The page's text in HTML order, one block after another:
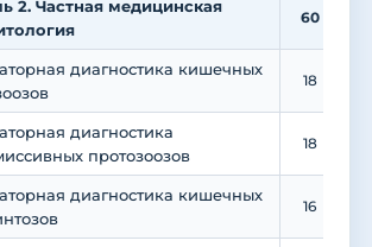
2. Частная медицинская
60
диагностика кишечных
18
диагностика
протозоозов
18
диагностика кишечных
16